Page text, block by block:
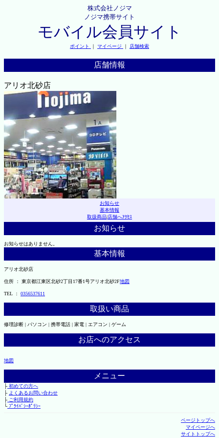
株式会社ノジマ
ノジマ携帯サイト
モバイル会員サイト
ポイント ｜ マイページ ｜ 店舗検索
店舗情報
アリオ北砂店
お知らせ
基本情報
取扱商品|店舗へｱｸｾｽ
お知らせ
お知らせはありません。
基本情報
アリオ北砂店
住所 ： 東京都江東区北砂2丁目17番1号アリオ北砂2F地図
TEL ： 0356537611
取扱い商品
修理診断 | パソコン | 携帯電話 | 家電 | エアコン | ゲーム
お店へのアクセス
地図
メニュー
├初めての方へ
├ よくあるお問い合わせ
├ご利用規約
└ﾌﾟﾗｲﾊﾞｼｰﾎﾟﾘｼｰ
ページトップへ
マイページへ
サイトトップへ